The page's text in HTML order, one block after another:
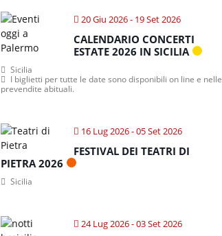
20 Giu 2026- 19 Set 2026
CALENDARIO CONCERTI
ESTATE 2026 IN SICILIA
Sicilia
I biglietti per tutte le date sono disponibili on line e nelle
prevendite abituali.
16 Lug 2026- 05 Set 2026
FESTIVAL DEI TEATRI DI
PIETRA 2026
Sicilia
24 Lug 2026- 03 Set 2026